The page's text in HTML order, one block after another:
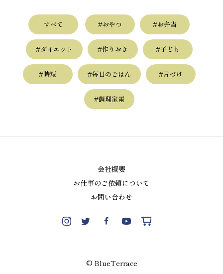
すべて #おやつ #お弁当
#ダイエット #作りおき #子ども
#時短 #毎日のごはん #片づけ
#調理家電
会社概要
お仕事のご依頼について
お問い合わせ
© BlueTerrace